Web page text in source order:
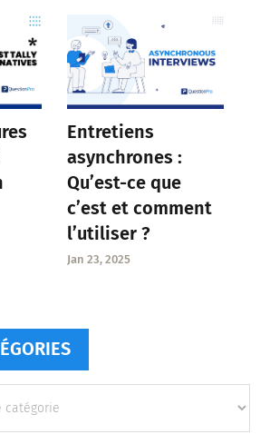
Entretiens
asynchrones :
Qu’est-ce que
c’est et comment
l’utiliser ?
Jan 23, 2025